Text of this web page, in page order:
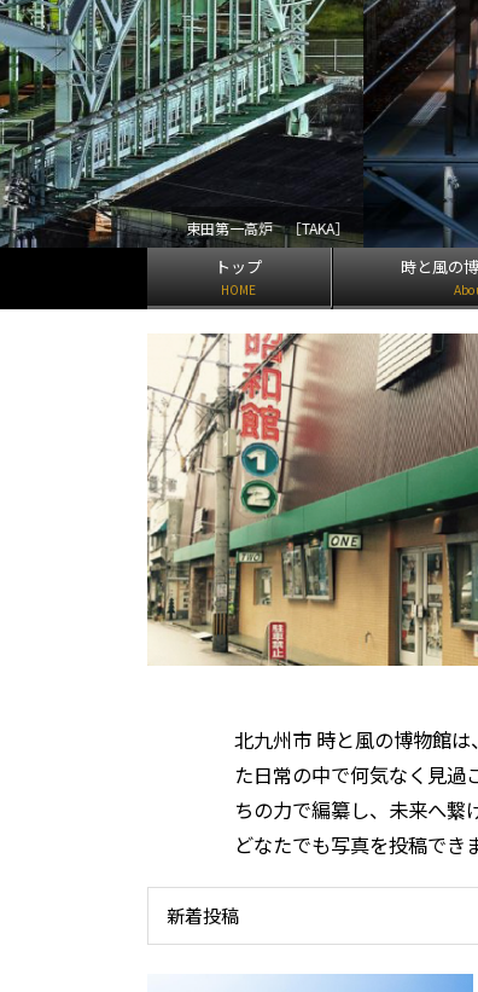
一高炉 ［TAKA］
トップ
HOME
時と風の
北九州市 時と風の博物館
た日常の中で何気なく見過
ちの力で編纂し、未来へ繋
どなたでも写真を投稿でき
新着投稿